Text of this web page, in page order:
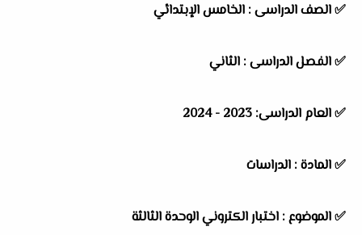
✅ الصف الدراسى : الخامس الإبتدائي
✅ الفصل الدراسى : الثاني
✅ العام الدراسى: 2023 - 2024
✅ المادة : الدراسات
✅ الموضوع : اختبار الكتروني الوحدة الثالثة